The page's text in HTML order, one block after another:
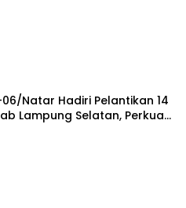
Natar Hadiri Pelantikan 14
Lampung Selatan, Perkuat
Pemerintah Daerah